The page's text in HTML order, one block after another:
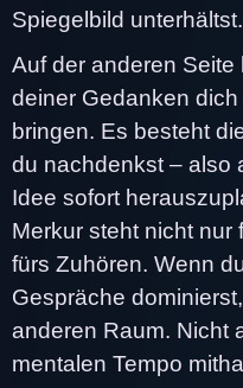
Spiegelbild unterhältst.
Auf der anderen
deiner Gedanken
bringen. Es besteht
du nachdenkst – also
Idee sofort
Merkur steht nicht
fürs Zuhören. Wenn
Gespräche
anderen Raum. Nicht
mentalen Tempo